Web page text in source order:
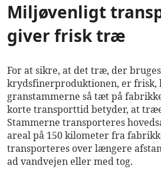
Miljøvenligt
giver frisk træ
For at sikre, at det træ, der
krydsfinerproduktionen, er frisk,
granstammerne så tæt på
korte transporttid betyder, at
Stammerne transporteres
areal på 150 kilometer fra
transporteres over længere
ad vandvejen eller med tog.